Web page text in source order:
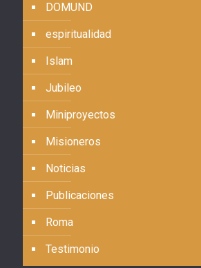
DOMUND
espiritualidad
Islam
Jubileo
Miniproyectos
Misioneros
Noticias
Publicaciones
Roma
Testimonio